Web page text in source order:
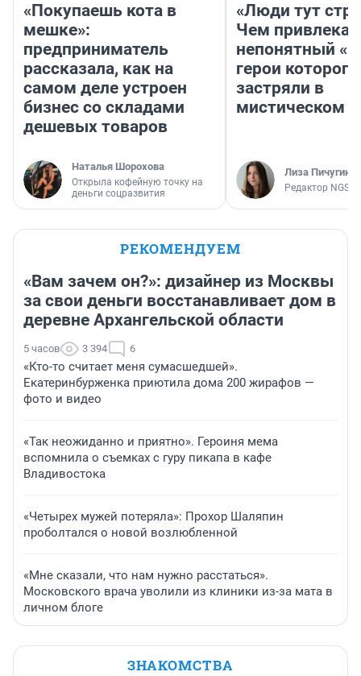
«Покупаешь кота в
мешке»:
предприниматель
рассказала, как на
самом деле устроен
бизнес со складами
дешевых товаров
Наталья Шорохова
Открыла кофейную точку на
деньги соцразвития
«Люди тут
Чем
непонятный
герои которого
застряли в
мистическом
Лиза Пичугина
Редактор
РЕКОМЕНДУЕМ
«Вам зачем он?»: дизайнер из Москвы
за свои деньги восстанавливает дом в
деревне Архангельской области
5 часов 3 394 6
«Кто-то считает меня сумасшедшей».
Екатеринбурженка приютила дома 200 жирафов —
фото и видео
«Так неожиданно и приятно». Героиня мема
вспомнила о съемках с гуру пикапа в кафе
Владивостока
«Четырех мужей потеряла»: Прохор Шаляпин
проболтался о новой возлюбленной
«Мне сказали, что нам нужно расстаться».
Московского врача уволили из клиники из-за мата в
личном блоге
ЗНАКОМСТВА